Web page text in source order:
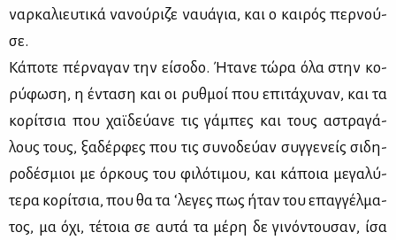
ναρ­κα­λιευ­τι­κά να­νού­ρι­ζε ναυά­για, και ο και­ρός περ­νού­
σε.
Κά­πο­τε πέρ­να­γαν την εί­σο­δο. Ήτα­νε τώ­ρα όλα στην κο­
ρύ­φω­ση, η έντα­ση και οι ρυθ­μοί που επι­τά­χυ­ναν, και τα
κο­ρί­τσια που χαϊ­δεύ­α­νε τις γά­μπες και τους αστρα­γά­
λους τους, ξα­δέρ­φες που τις συ­νο­δεύ­αν συγ­γε­νείς σι­δη­
ρο­δέ­σμιοι με όρ­κους του φι­λό­τι­μου, και κά­ποια με­γα­λύ­
τε­ρα κο­ρί­τσια, που θα τα ‘λε­γες πως ήταν του επαγ­γέλ­μα­
τος, μα όχι, τέ­τοια σε αυ­τά τα μέ­ρη δε γι­νό­ντου­σαν, ίσα